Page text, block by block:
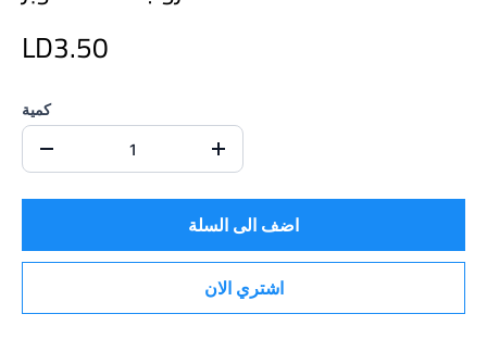
LD3.50
كمية
اضف الى السلة
اشتري الان